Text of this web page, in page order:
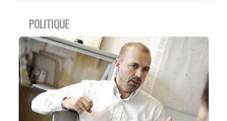
POLITIQUE